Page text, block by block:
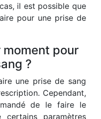
il est possible que
pour une prise de
moment pour
?
une prise de sang
Cependant,
de le faire le
paramètres